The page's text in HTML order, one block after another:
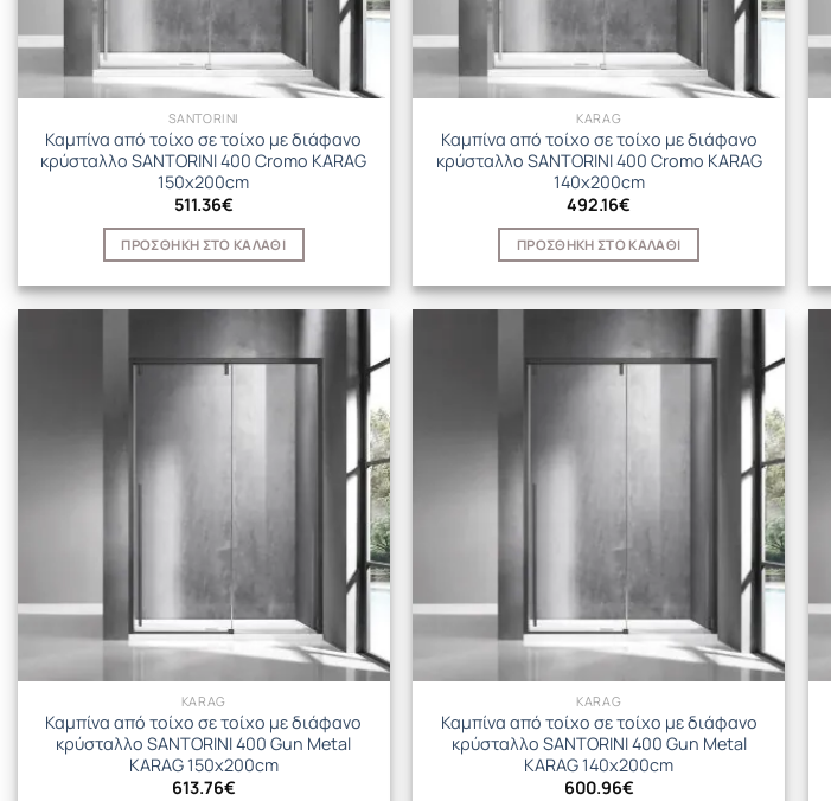
SANTORINI
Καμπίνα από τοίχο σε τοίχο με διάφανο
κρύσταλλο SANTORINI 400 Cromo KARAG
150x200cm
511.36€
ΠΡΟΣΘΉΚΗ ΣΤΟ ΚΑΛΆΘΙ
KARAG
Καμπίνα από τοίχο σε τοίχο με διάφανο
κρύσταλλο SANTORINI 400 Cromo KARAG
140x200cm
492.16€
ΠΡΟΣΘΉΚΗ ΣΤΟ ΚΑΛΆΘΙ
KARAG
Καμπίνα από τοίχο σε τοίχο με διάφανο
κρύσταλλο SANTORINI 400 Gun Metal
KARAG 150x200cm
613.76€
KARAG
Καμπίνα από τοίχο σε τοίχο με διάφανο
κρύσταλλο SANTORINI 400 Gun Metal
KARAG 140x200cm
600.96€